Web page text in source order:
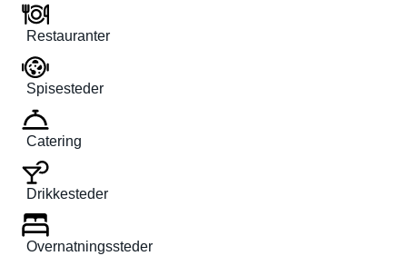
Restauranter
Spisesteder
Catering
Drikkesteder
Overnatningssteder